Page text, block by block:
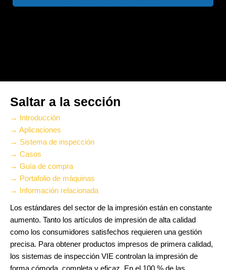
Saltar a la sección
→ Introducción
→ Aplicaciones
→ Sistema de inspección
→ Casos
→ Guía de compra
→ Portafolio de máquinas
→ Información relacionada
Los estándares del sector de la impresión están en constante
aumento. Tanto los artículos de impresión de alta calidad
como los consumidores satisfechos requieren una gestión
precisa. Para obtener productos impresos de primera calidad,
los sistemas de inspección VIE controlan la impresión de
forma cómoda, completa y eficaz. En el 100 % de las